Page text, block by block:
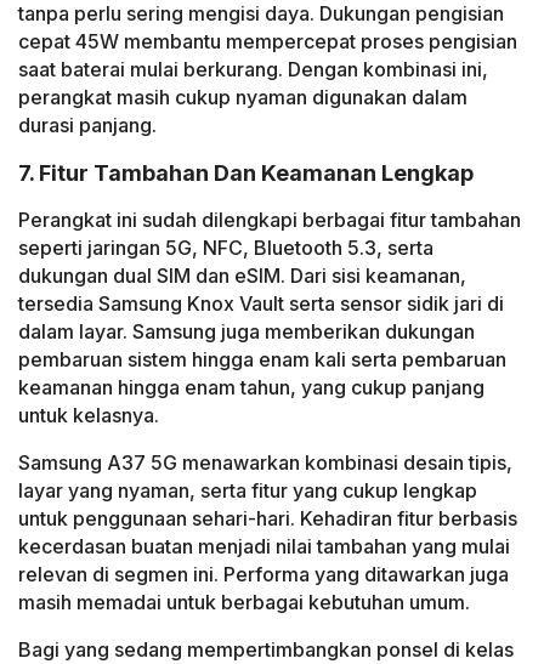
tanpa perlu sering mengisi daya. Dukungan pengisian
cepat 45W membantu mempercepat proses pengisian
saat baterai mulai berkurang. Dengan kombinasi ini,
perangkat masih cukup nyaman digunakan dalam
durasi panjang.
7. Fitur Tambahan Dan Keamanan Lengkap
Perangkat ini sudah dilengkapi berbagai fitur tambahan
seperti jaringan 5G, NFC, Bluetooth 5.3, serta
dukungan dual SIM dan eSIM. Dari sisi keamanan,
tersedia Samsung Knox Vault serta sensor sidik jari di
dalam layar. Samsung juga memberikan dukungan
pembaruan sistem hingga enam kali serta pembaruan
keamanan hingga enam tahun, yang cukup panjang
untuk kelasnya.
Samsung A37 5G menawarkan kombinasi desain tipis,
layar yang nyaman, serta fitur yang cukup lengkap
untuk penggunaan sehari-hari. Kehadiran fitur berbasis
kecerdasan buatan menjadi nilai tambahan yang mulai
relevan di segmen ini. Performa yang ditawarkan juga
masih memadai untuk berbagai kebutuhan umum.
Bagi yang sedang mempertimbangkan ponsel di kelas